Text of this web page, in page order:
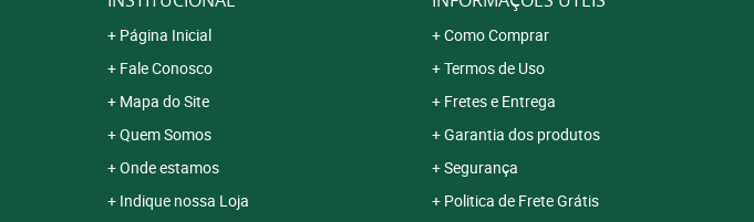
Página Inicial
Fale Conosco
Mapa do Site
Quem Somos
Onde estamos
Indique nossa Loja
Como Comprar
Termos de Uso
Fretes e Entrega
Garantia dos produtos
Segurança
Politica de Frete Grátis